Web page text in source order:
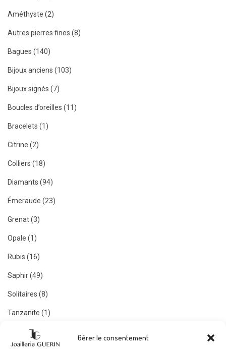
Gérer le consentement
Améthyste (2)
Autres pierres fines (8)
Bagues (140)
Bijoux anciens (103)
Bijoux signés (7)
Boucles d’oreilles (11)
Bracelets (1)
Citrine (2)
Colliers (18)
Diamants (94)
Émeraude (23)
Grenat (3)
Opale (1)
Rubis (16)
Saphir (49)
Solitaires (8)
Tanzanite (1)
Tourmaline (6)